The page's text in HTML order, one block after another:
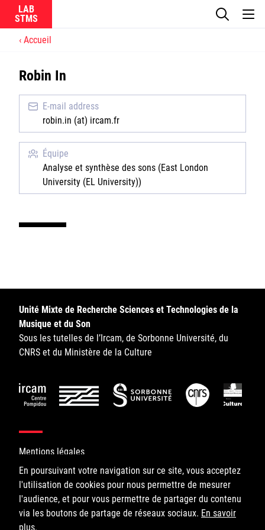
LAB
Ircam
Ministère de la Culture
Rester informé
Login/Signup
La recherche
Actualités
Équipes
Accueil
Robin In
E-mail address
robin.in (at) ircam.fr
Équipe
Analyse et synthèse des sons (East London
University (EL University))
En poursuivant votre navigation sur ce site, vous acceptez
l'utilisation de cookies pour nous permettre de mesurer
l'audience, et pour vous permettre de partager du contenu
via les boutons de partage de réseaux sociaux. En savoir
plus.
Unité Mixte de Recherche Sciences et Technologies de la
Musique et du Son
Sous les tutelles de l’Ircam, de Sorbonne Université, du
CNRS et du Ministère de la Culture
Mentions légales
©IRCAM, 2026. All Rights Reserved.
1, place Igor-Stravinsky
75004 Paris